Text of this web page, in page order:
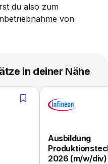
du also zum
von
in deiner Nähe
Ausbildung
2026 (m/w/div)